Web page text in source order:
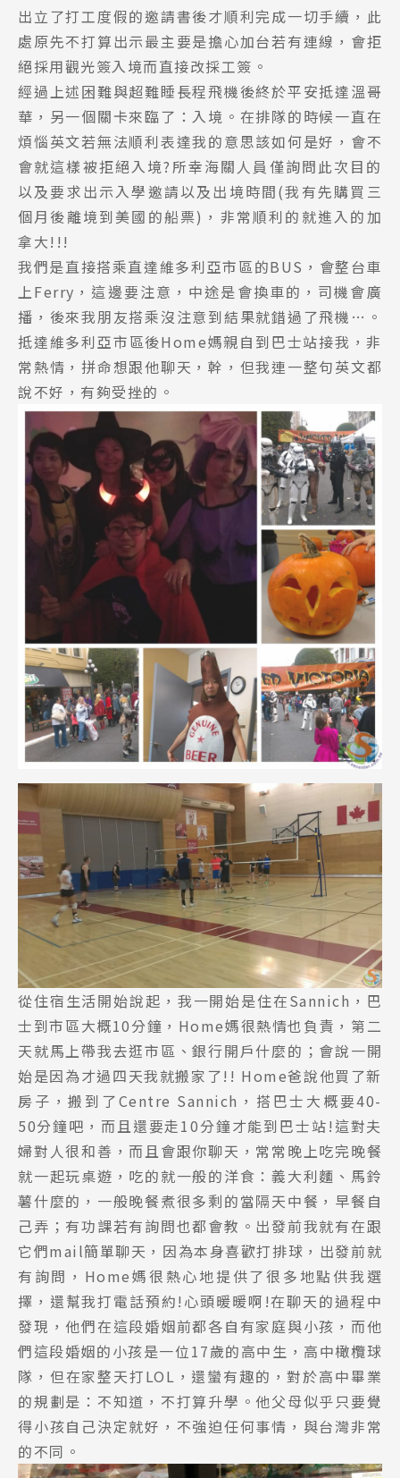
Latest News 最新消息
Promotion 最新優惠
出立了打工度假的邀請書後才順利完成一切手續，此
處原先不打算出示最主要是擔心加台若有連線，會拒
絕採用觀光簽入境而直接改採工簽。
經過上述困難與超難睡長程飛機後終於平安抵達溫哥
華，另一個關卡來臨了：入境。在排隊的時候一直在
煩惱英文若無法順利表達我的意思該如何是好，會不
會就這樣被拒絕入境?所幸海關人員僅詢問此次目的
以及要求出示入學邀請以及出境時間(我有先購買三
個月後離境到美國的船票)，非常順利的就進入的加
拿大!!!
我們是直接搭乘直達維多利亞市區的BUS，會整台車
上Ferry，這邊要注意，中途是會換車的，司機會廣
播，後來我朋友搭乘沒注意到結果就錯過了飛機…。
抵達維多利亞市區後Home媽親自到巴士站接我，非
常熱情，拼命想跟他聊天，幹，但我連一整句英文都
說不好，有夠受挫的。
從住宿生活開始說起，我一開始是住在Sannich，巴
士到市區大概10分鐘，Home媽很熱情也負責，第二
天就馬上帶我去逛市區、銀行開戶什麼的；會說一開
始是因為才過四天我就搬家了!! Home爸說他買了新
房子，搬到了Centre Sannich，搭巴士大概要40-
50分鐘吧，而且還要走10分鐘才能到巴士站!這對夫
婦對人很和善，而且會跟你聊天，常常晚上吃完晚餐
就一起玩桌遊，吃的就一般的洋食：義大利麵、馬鈴
薯什麼的，一般晚餐煮很多剩的當隔天中餐，早餐自
己弄；有功課若有詢問也都會教。出發前我就有在跟
它們mail簡單聊天，因為本身喜歡打排球，出發前就
有詢問，Home媽很熱心地提供了很多地點供我選
擇，還幫我打電話預約!心頭暖暖啊!在聊天的過程中
發現，他們在這段婚姻前都各自有家庭與小孩，而他
們這段婚姻的小孩是一位17歲的高中生，高中橄欖球
隊，但在家整天打LOL，還蠻有趣的，對於高中畢業
的規劃是：不知道，不打算升學。他父母似乎只要覺
得小孩自己決定就好，不強迫任何事情，與台灣非常
的不同。